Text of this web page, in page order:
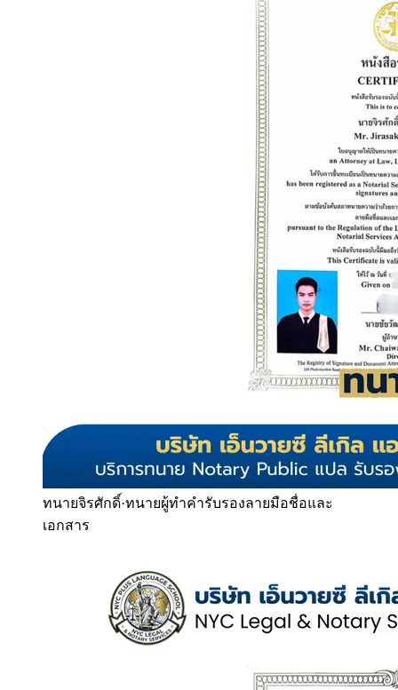
ทนายจิรศักดิ์·ทนายผู้ทำคำรับรองลายมือชื่อและ
เอกสาร